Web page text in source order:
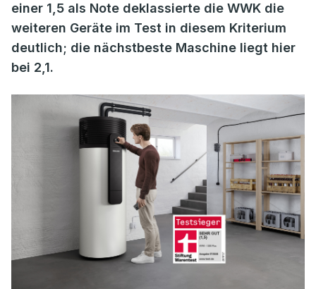
einer 1,5 als Note deklassierte die WWK die
weiteren Geräte im Test in diesem Kriterium
deutlich; die nächstbeste Maschine liegt hier
bei 2,1.